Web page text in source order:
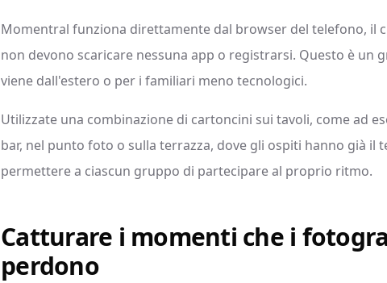
Momentral funziona direttamente dal browser del telefono, il
non devono scaricare nessuna app o registrarsi. Questo è un
viene dall'estero o per i familiari meno tecnologici.
Utilizzate una combinazione di cartoncini sui tavoli, come ad
bar, nel punto foto o sulla terrazza, dove gli ospiti hanno già il
permettere a ciascun gruppo di partecipare al proprio ritmo.
Catturare i momenti che i
perdono